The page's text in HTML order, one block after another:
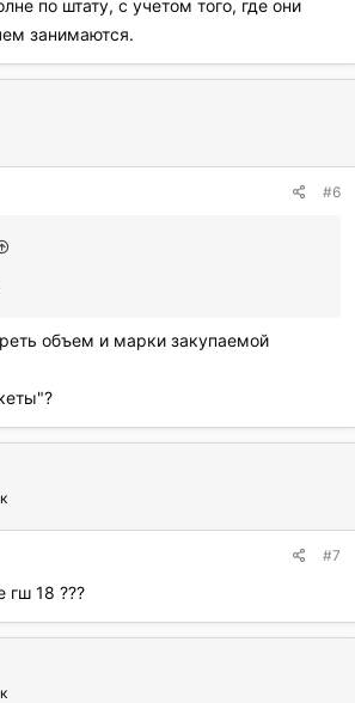
Это оправдано. А бтры и авиаракеты нет.
по штату, с учетом того, где они
занимаются.
#6
объем и марки закупаемой
#7
гш 18 ???